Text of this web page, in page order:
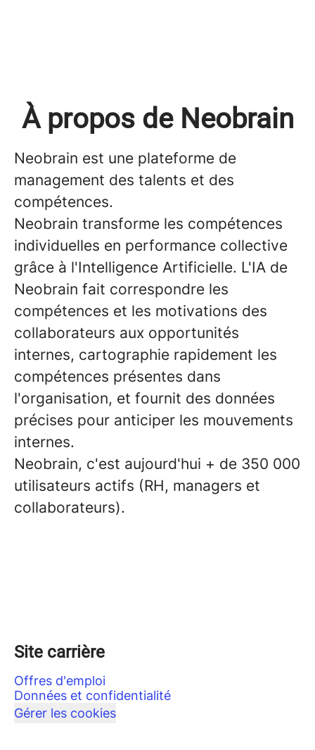
À propos de Neobrain
Neobrain est une plateforme de
management des talents et des
compétences.
Neobrain transforme les compétences
individuelles en performance collective
grâce à l'Intelligence Artificielle. L'IA de
Neobrain fait correspondre les
compétences et les motivations des
collaborateurs aux opportunités
internes, cartographie rapidement les
compétences présentes dans
l'organisation, et fournit des données
précises pour anticiper les mouvements
internes.
Neobrain, c'est aujourd'hui + de 350 000
utilisateurs actifs (RH, managers et
collaborateurs).
Site carrière
Offres d'emploi
Données et confidentialité
Gérer les cookies